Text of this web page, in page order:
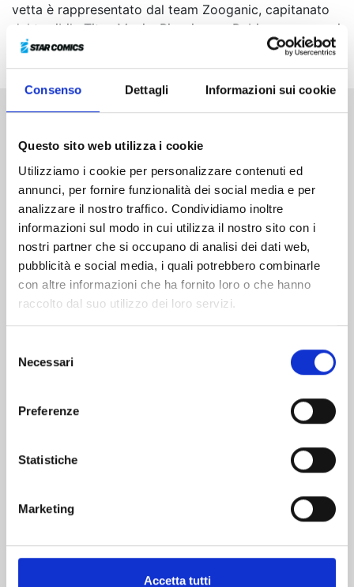
Consenso Dettagli Informazioni sui cookie
Questo sito web utilizza i cookie
Utilizziamo i cookie per personalizzare contenuti ed
annunci, per fornire funzionalità dei social media e per
analizzare il nostro traffico. Condividiamo inoltre
informazioni sul modo in cui utilizza il nostro sito con i
nostri partner che si occupano di analisi dei dati web,
pubblicità e social media, i quali potrebbero combinarle
con altre informazioni che ha fornito loro o che hanno
raccolto dal suo utilizzo dei loro servizi.
delNecessari
Preferenze
Statistiche
Marketing
Accetta tutti
vetta è rappresentato dal team Zooganic, capitanato
dal terribile Titus Manju. Riusciranno Robin e compagni
ad avere la meglio sui loro avversari?
Altri volumi della serie